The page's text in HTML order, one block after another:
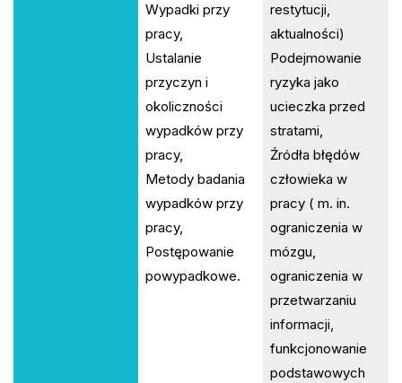
Wypadki przy
pracy,
Ustalanie
przyczyn i
okoliczności
wypadków przy
pracy,
Metody badania
wypadków przy
pracy,
Postępowanie
powypadkowe.
restytucji,
aktualności)
Podejmowanie
ryzyka jako
ucieczka przed
stratami,
Źródła błędów
człowieka w
pracy ( m. in.
ograniczenia w
mózgu,
ograniczenia w
przetwarzaniu
informacji,
funkcjonowanie
podstawowych